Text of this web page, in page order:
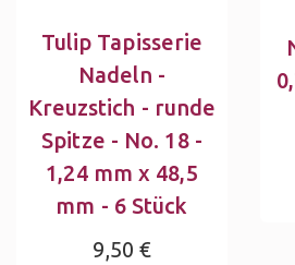
Tulip Tapisserie
Nadeln -
Kreuzstich - runde
Spitze - No. 18 -
1,24 mm x 48,5
mm - 6 Stück
9,50 €